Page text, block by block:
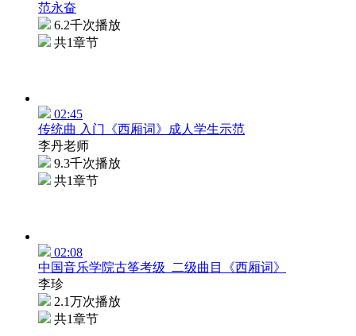
范永奋
6.2千次播放
共1章节
02:45
传统曲 入门《西厢词》成人学生示范
李丹老师
9.3千次播放
共1章节
02:08
中国音乐学院古筝考级_二级曲目《西厢词》
李珍
2.1万次播放
共1章节